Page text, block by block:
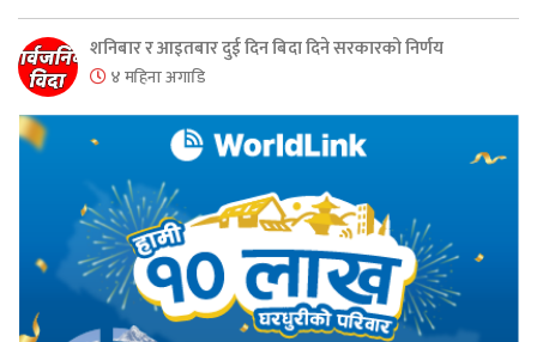
शनिबार र आइतबार दुई दिन बिदा दिने सरकारको निर्णय
४ महिना अगाडि